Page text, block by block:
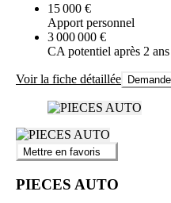
15 000 €
Apport personnel
3 000 000 €
CA potentiel après 2 ans
Voir la fiche détaillée
Mettre en favoris
PIECES AUTO